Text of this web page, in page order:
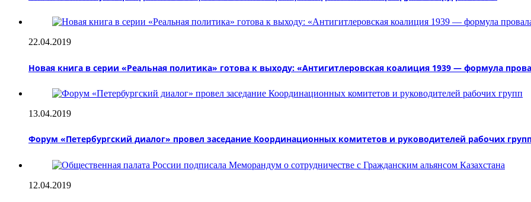
22.04.2019
Новая книга в серии «Реальная политика» готова к выходу: «Антигитлеровская коалиция 1939 — формула
13.04.2019
Форум «Петербургский диалог» провел заседание Координационных комитетов и руководителей рабочих групп
12.04.2019